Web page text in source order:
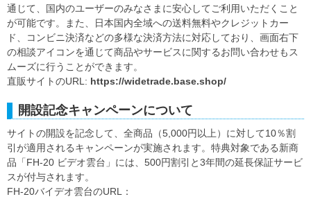
通じて、国内のユーザーのみなさまに安心してご利用いただくこと
が可能です。また、日本国内全域への送料無料やクレジットカー
ド、コンビニ決済などの多様な決済方法に対応しており、画面右下
の相談アイコンを通じて商品やサービスに関するお問い合わせもス
ムーズに行うことができます。
直販サイトのURL: https://widetrade.base.shop/
開設記念キャンペーンについて
サイトの開設を記念して、全商品（5,000円以上）に対して10％割
引が適用されるキャンペーンが実施されます。特典対象である新商
品「FH-20 ビデオ雲台」には、500円割引と3年間の延長保証サービ
スが付与されます。
FH-20バイデオ雲台のURL：